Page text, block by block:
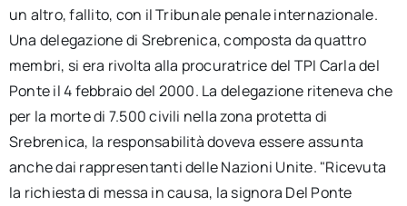
un altro, fallito, con il Tribunale penale internazionale.
Una delegazione di Srebrenica, composta da quattro
membri, si era rivolta alla procuratrice del TPI Carla del
Ponte il 4 febbraio del 2000. La delegazione riteneva che
per la morte di 7.500 civili nella zona protetta di
Srebrenica, la responsabilità doveva essere assunta
anche dai rappresentanti delle Nazioni Unite. "Ricevuta
la richiesta di messa in causa, la signora Del Ponte